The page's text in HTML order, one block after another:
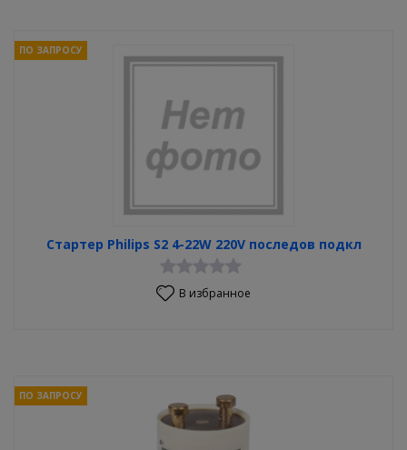
Стартер Philips S2 4-22W 220V последов подкл
ПО ЗАПРОСУ
В избранное
ПО ЗАПРОСУ